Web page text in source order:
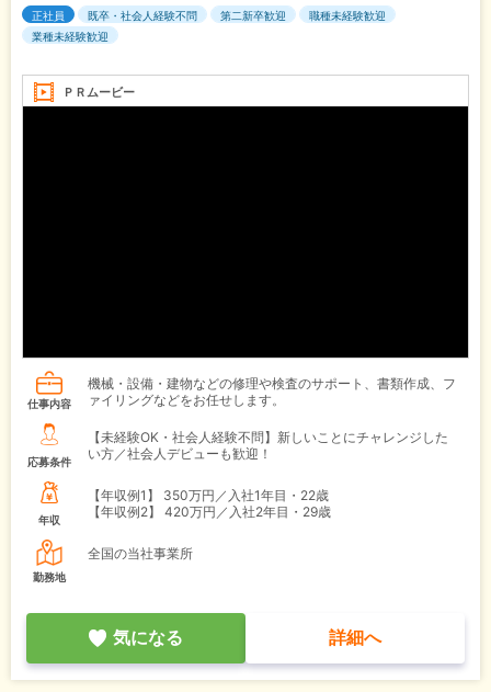
正社員 既卒・社会人経験不問 第二新卒歓迎
職種未経験歓迎
業種未経験歓迎
ＰＲムービー
仕事内容
機械・設備・建物などの修理や検査のサポート、書類作成、フ
ァイリングなどをお任せします。
応募条件
【未経験OK・社会人経験不問】新しいことにチャレンジした
い方／社会人デビューも歓迎！
年収
【年収例1】
350万円／入社1年目・22歳
【年収例2】
420万円／入社2年目・29歳
勤務地
全国の当社事業所
気になる 詳細へ